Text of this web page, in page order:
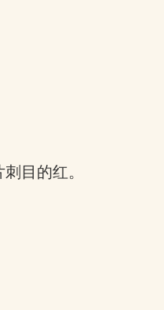
目的红。